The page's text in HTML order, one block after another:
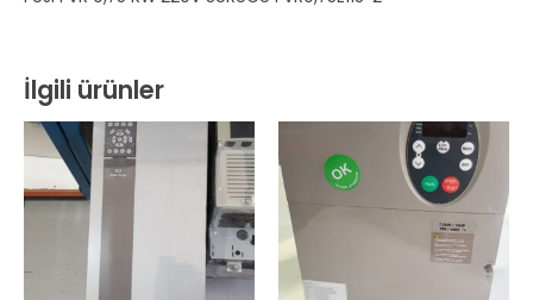
İlgili ürünler